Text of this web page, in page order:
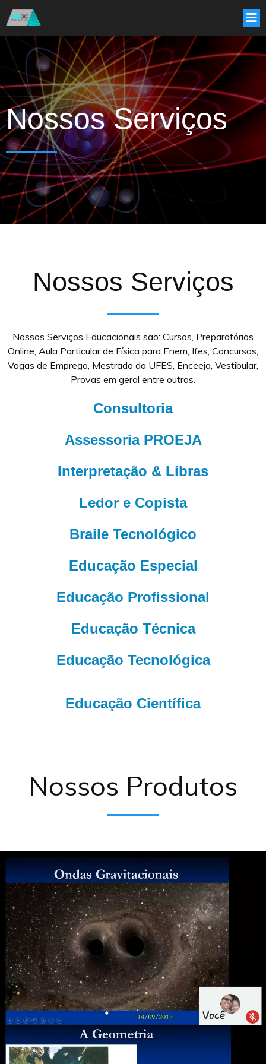
Nossos Serviços
Nossos Serviços
Nossos Serviços Educacionais são: Cursos, Preparatórios
Online, Aula Particular de Física para Enem, Ifes, Concursos,
Vagas de Emprego, Mestrado da UFES, Enceeja, Vestibular,
Provas em geral entre outros.
Consultoria
Assessoria PROEJA
Interpretação & Libras
Ledor e Copista
Braile Tecnológico
Educação Especial
Educação Profissional
Educação Técnica
Educação Tecnológica
Educação Científica
Nossos Produtos